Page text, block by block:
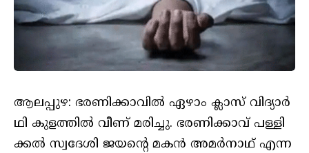
ആ​ല​പ്പു​ഴ: ഭരണിക്കാവിൽ ഏ​ഴാം ക്ലാ​സ് വി​ദ്യാ​ര്‍​
ഥി കു​ള​ത്തി​ൽ വീ​ണ് മ​രി​ച്ചു. ഭ​ര​ണി​ക്കാ​വ് പ​ള്ളി​
ക്ക​ൽ സ്വ​ദേ​ശി ജ​യ​ന്‍റെ മ​ക​ൻ അ​മ​ർ​നാ​ഥ് എ​ന്ന